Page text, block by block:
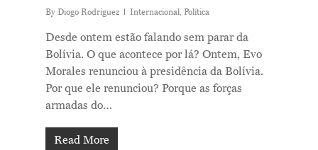
By Diogo Rodriguez Internacional, Política
Desde ontem estão falando sem parar da
Bolívia. O que acontece por lá? Ontem, Evo
Morales renunciou à presidência da Bolívia.
Por que ele renunciou? Porque as forças
armadas do…
Read More